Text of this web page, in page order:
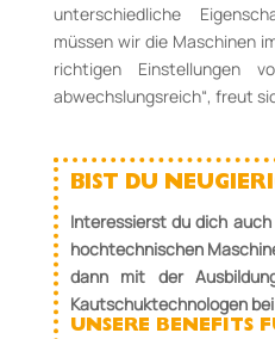
unterschiedliche
müssen wir die Maschinen
richtigen Einstellungen
abwechslungsreich“, freut
BIST DU
Interessierst du dich
hochtechnischen
dann mit der
Kautschuktechnologen
UNSERE BENEFITS